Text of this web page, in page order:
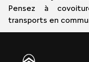
Pensez à
transports en